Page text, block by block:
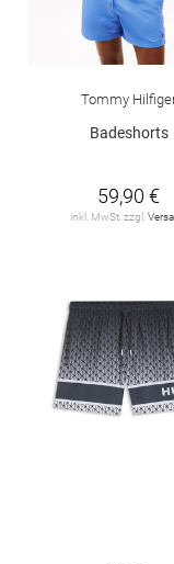
Tommy
Badeshorts
59,90 €
inkl. MwSt. zzgl.